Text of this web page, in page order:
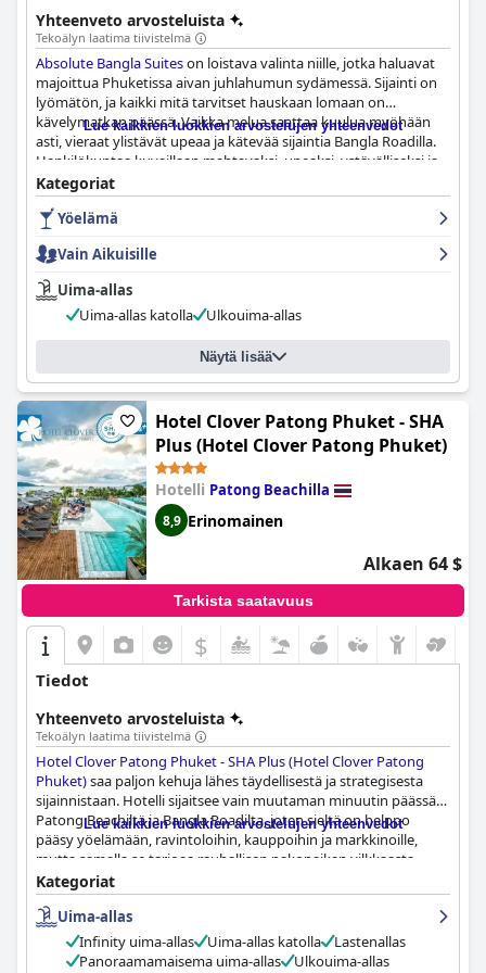
Yhteenveto arvosteluista
Tekoälyn laatima tiivistelmä
Absolute Bangla Suiteson loistava valinta niille, jotka haluavat
majoittua Phuketissa aivan juhlahumun sydämessä. Sijainti on
lyömätön, ja kaikki mitä tarvitset hauskaan lomaan on
kävelymatkan päässä. Vaikka melua saattaa kuulua myöhään
asti, vieraat ylistävät upeaa ja kätevää sijaintia Bangla Roadilla.
Henkilökuntaa kuvaillaan mahtavaksi, upeaksi, ystävälliseksi ja
ammattitaitoiseksi, ja erityisesti vastaanoton henkilökuntaa
korostetaan heidän ammattimaisuudestaan. Huoneet ovat
tilavia ja mukavia, ja monet vieraat ihailevat juniorisviittiä sen
Kaiken kaikkiaan matkailijat voivat odottaa huippulaatuisia ja
hyvin varusteltuja huoneita, jotka ovat sekä suuria että
mukavia. Vaikka yhden henkilökunnan jäsenen asenteesta ja
muutamien huoneiden huoltotarpeesta esitettiin joitain
kielteisiä huomautuksia, suurin osa vieraista kokiAbsolute
in henkilökunnan kanssa erinomaisen
kokemuksen.
Lue kaikkien luokkien arvostelujen yhteenvedot
Kategoriat
Yöelämä
Vain Aikuisille
Uima-allas
Uima-allas katolla
Ulkouima-allas
Näytä lisää
Hotel Clover Patong Phuket - SHA
Plus (Hotel Clover Patong Phuket)
Hotelli Patong Beachilla
8,9 Erinomainen
Alkaen 64 $
Tarkista saatavuus
$
Tiedot
Yhteenveto arvosteluista
Tekoälyn laatima tiivistelmä
Hotel Clover Patong Phuket - SHA Plus (Hotel Clover Patong
Phuket)saa paljon kehuja lähes täydellisestä ja strategisesta
sijainnistaan. Hotelli sijaitsee vain muutaman minuutin päässä
Patong Beachiltä ja Bangla Roadilta, joten sieltä on helppo
pääsy yöelämään, ravintoloihin, kauppoihin ja markkinoille,
mutta samalla se tarjoaa rauhallisen pakopaikan vilkkaasta
kaupungista. Vieraat arvostavat erityisesti lyhyitä
kävelymatkoja tärkeimpiin nähtävyyksiin, mikä tekee hotellista
ihanteellisen tukikohdan Patongin tutkimiseen.
Aamiainen Hotel Clover Patongissa on erinomainen, ja se
Lue kaikkien luokkien arvostelujen yhteenvedot
Kategoriat
Uima-allas
Infinity uima-allas
Uima-allas katolla
Lastenallas
Panoraamamaisema uima-allas
Ulkouima-allas